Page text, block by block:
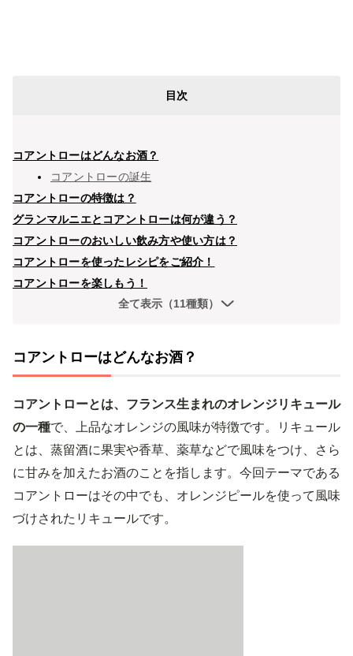
目次
コアントローはどんなお酒？
コアントローの誕生
コアントローの特徴は？
グランマルニエとコアントローは何が違う？
コアントローのおいしい飲み方や使い方は？
コアントローを使ったレシピをご紹介！
コアントローを楽しもう！
全て表示（11種類）
コアントローはどんなお酒？
コアントローとは、フランス生まれのオレンジリキュール
の一種で、上品なオレンジの風味が特徴です。リキュール
とは、蒸留酒に果実や香草、薬草などで風味をつけ、さら
に甘みを加えたお酒のことを指します。今回テーマである
コアントローはその中でも、オレンジピールを使って風味
づけされたリキュールです。